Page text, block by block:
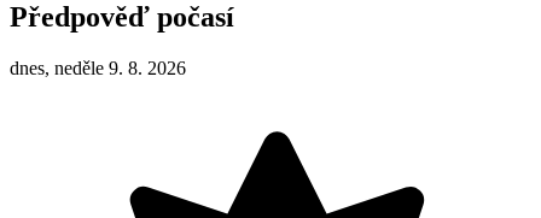
Předpověď počasí
dnes, neděle 9. 8. 2026